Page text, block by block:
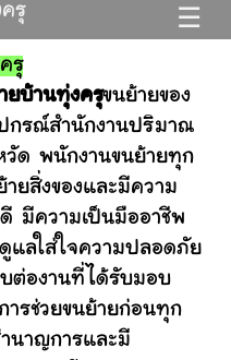
☰
รุ
รุ
ยบ้านทุ่งครุขนย้ายของ
กรณ์สำนักงานปริมาณ
วัด พนักงานขนย้ายทุก
ยสิ่งของและมีความ
ดี มีความเป็นมืออาชีพ
แลใส่ใจความปลอดภัย
ต่องานที่ได้รับมอบ
รช่วยขนย้ายก่อนทุก
นาญการและมี